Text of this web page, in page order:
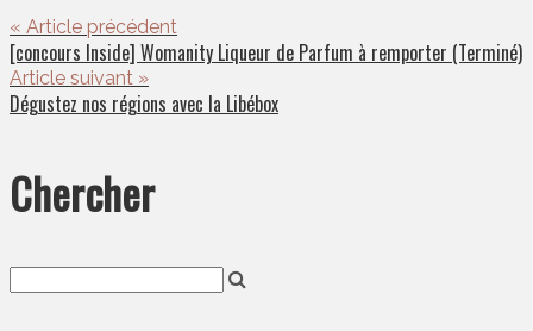
« Article précédent
[concours Inside] Womanity Liqueur de Parfum à remporter (Terminé)
Article suivant »
Dégustez nos régions avec la Libébox
Chercher